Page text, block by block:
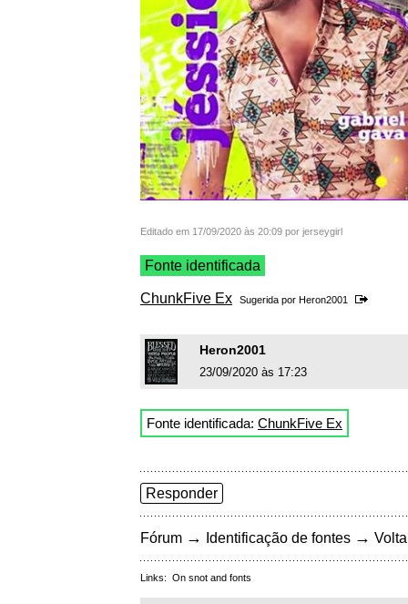
Editado em 17/09/2020 às 20:09 por jerseygirl
Fonte identificada
ChunkFive Ex Sugerida por Heron2001
Heron2001
23/09/2020 às 17:23
Fonte identificada: ChunkFive Ex
Responder
Fórum → Identificação de fontes →
Links: On snot and fonts